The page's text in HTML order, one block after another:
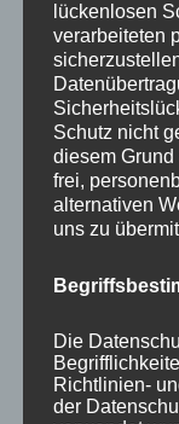
Aktuelles
Allgemein
Impulse
Naturfoto-
lückenlosen
verarbeiteten
Schutz nicht
diesem
frei,
alternativen
uns zu
Die
Richtlinien-
der